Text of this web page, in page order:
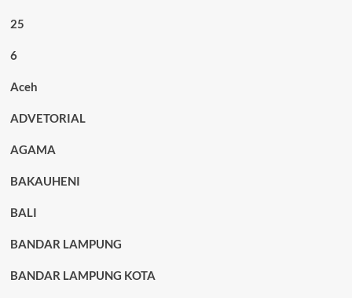
25
6
Aceh
ADVETORIAL
AGAMA
BAKAUHENI
BALI
BANDAR LAMPUNG
BANDAR LAMPUNG KOTA